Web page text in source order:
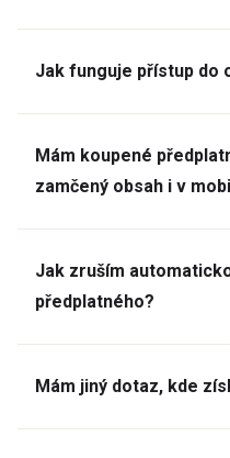
Jak funguje přístup do
Mám koupené
zamčený obsah i v
Jak zruším
předplatného?
Mám jiný dotaz, kde